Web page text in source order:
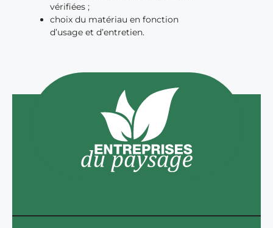
vérifiées ;
choix du matériau en fonction
d’usage et d’entretien.